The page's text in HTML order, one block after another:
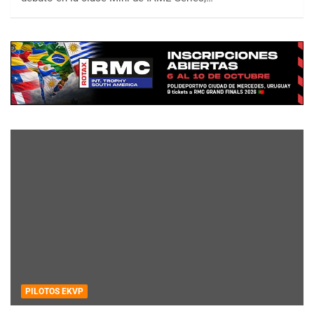
PILOTOS EKVP